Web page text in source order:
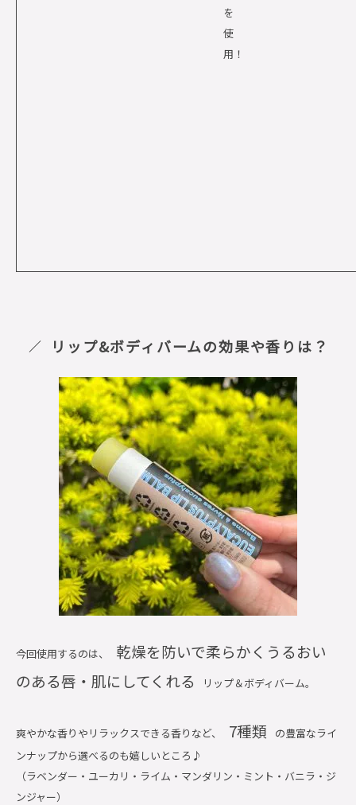
を
使
用！
リップ&ボディバームの効果や香りは？
今回使用するのは、
乾燥を防いで柔らかくうるおい
のある唇・肌にしてくれる
リップ＆ボディバーム。
爽やかな香りやリラックスできる香りなど、 7種類
の豊富なライ
ンナップから選べるのも嬉しいところ♪
（ラベンダー・ユーカリ・ライム・マンダリン・ミント・バニラ・ジ
ンジャー）